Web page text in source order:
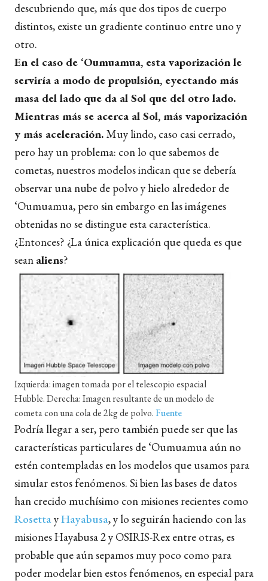
descubriendo que, más que dos tipos de cuerpo
distintos, existe un gradiente continuo entre uno y
otro.
En el caso de ‘Oumuamua, esta vaporización le
serviría a modo de propulsión, eyectando más
masa del lado que da al Sol que del otro lado.
Mientras más se acerca al Sol, más vaporización
y más aceleración. Muy lindo, caso casi cerrado,
pero hay un problema: con lo que sabemos de
cometas, nuestros modelos indican que se debería
observar una nube de polvo y hielo alrededor de
‘Oumuamua, pero sin embargo en las imágenes
obtenidas no se distingue esta característica.
¿Entonces? ¿La única explicación que queda es que
sean aliens?
Izquierda: imagen tomada por el telescopio espacial
Hubble. Derecha: Imagen resultante de un modelo de
cometa con una cola de 2kg de polvo.Fuente
Podría llegar a ser, pero también puede ser que las
características particulares de ‘Oumuamua aún no
estén contempladas en los modelos que usamos para
simular estos fenómenos. Si bien las bases de datos
han crecido muchísimo con misiones recientes como
RosettayHayabusa, y lo seguirán haciendo con las
misiones Hayabusa 2 y OSIRIS-Rex entre otras, es
probable que aún sepamos muy poco como para
poder modelar bien estos fenómenos, en especial para